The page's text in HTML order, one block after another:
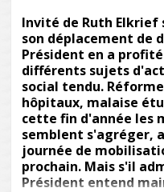
Invité de Ruth Elkrief
son déplacement de
Président en a
différents sujets
social tendu.
hôpitaux, malaise
cette fin d'année les
semblent s'agréger,
journée de
prochain. Mais s'il
Président entend